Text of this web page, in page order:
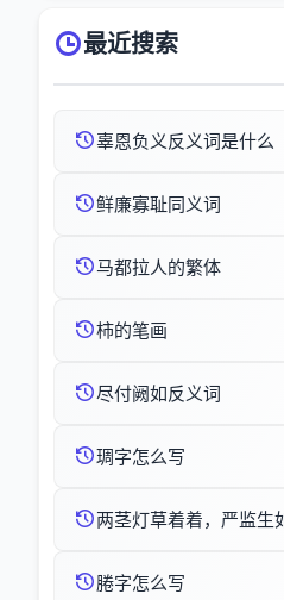
最近搜索
辜恩负义反义词是什么
鲜廉寡耻同义词
马都拉人的繁体
柿的笔画
尽付阙如反义词
琱字怎么写
两茎灯草着着，严监生
腃字怎么写